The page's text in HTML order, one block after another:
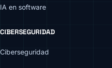
IA en software
CIBERSEGURIDAD
Ciberseguridad